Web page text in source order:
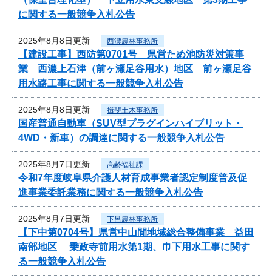
に関する一般競争入札公告
2025年8月8日更新 西濃農林事務所
【建設工事】西防第0701号 県営ため池防災対策事
業 西濃上石津（前ヶ瀬足谷用水）地区 前ヶ瀬足谷
用水路工事に関する一般競争入札公告
2025年8月8日更新 揖斐土木事務所
国産普通自動車（SUV型プラグインハイブリット・
4WD・新車）の調達に関する一般競争入札公告
2025年8月7日更新 高齢福祉課
令和7年度岐阜県介護人材育成事業者認定制度普及促
進事業委託業務に関する一般競争入札公告
2025年8月7日更新 下呂農林事務所
【下中第0704号】県営中山間地域総合整備事業 益田
南部地区 乗政寺前用水第1期、巾下用水工事に関す
る一般競争入札公告